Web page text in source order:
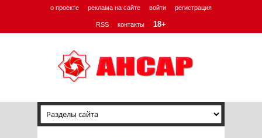
о проекте реклама на сайте войти регистрация
RSS контакты 18+